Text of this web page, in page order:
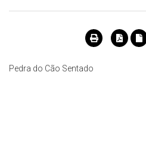
Pedra do Cão Sentado